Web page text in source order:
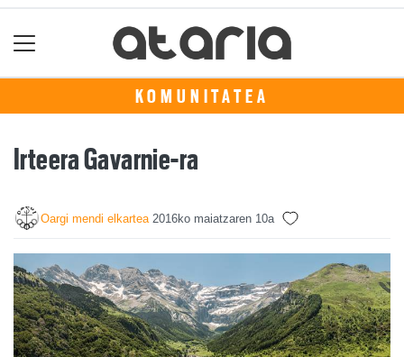
KOMUNITATEA
Irteera Gavarnie-ra
Oargi mendi elkartea 2016ko maiatzaren 10a